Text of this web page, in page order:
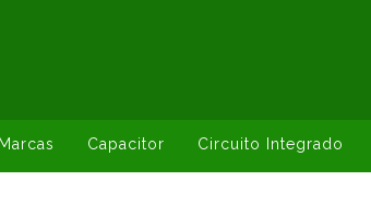
Marcas Capacitor Circuito Integrado